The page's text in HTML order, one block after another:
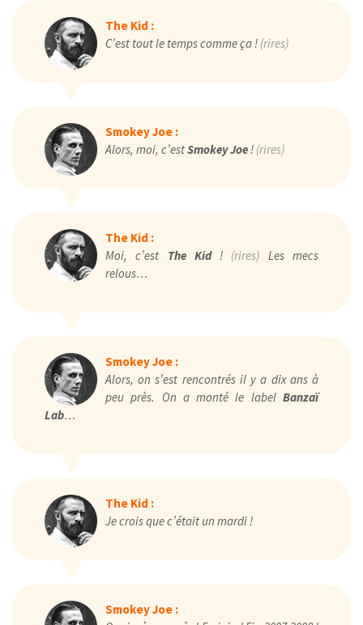
The Kid :
C’est tout le temps comme ça ! (rires)
Smokey Joe :
Alors, moi, c’estSmokey Joe! (rires)
The Kid :
Moi, c’est The Kid! (rires) Les mecs
relous…
Smokey Joe :
Alors, on s’est rencontrés il y a dix ans à
peu près. On a monté le label Banzaï
Lab…
The Kid :
Je crois que c’était un mardi !
Smokey Joe :